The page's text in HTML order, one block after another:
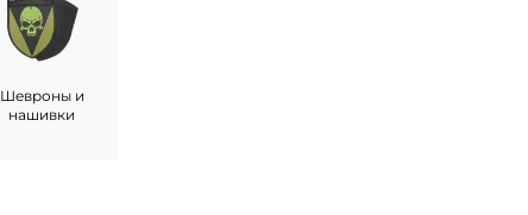
Шевроны и
нашивки